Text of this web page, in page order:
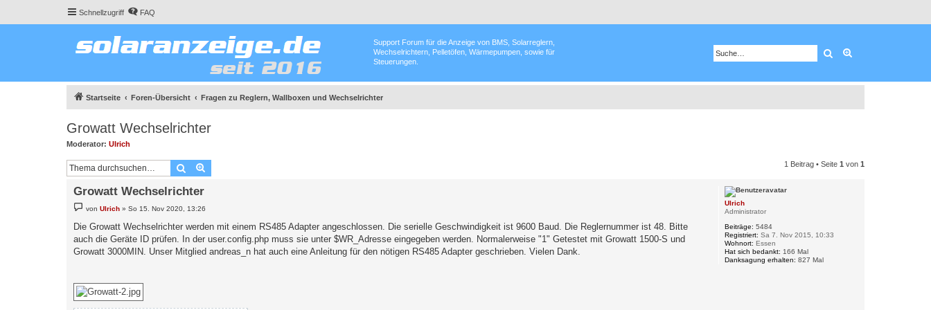
Schnellzugriff FAQ
Support Forum für die Anzeige von BMS, Solarreglern,
Wechselrichtern, Pelletöfen, Wärmepumpen, sowie für
Steuerungen.
Suche
Startseite Foren-Übersicht Fragen zu Reglern, Wallboxen und Wechselrichter
Growatt Wechselrichter
Moderator: Ulrich
Suche 1 Beitrag • Seite 1 von 1
Ulrich
Administrator
Beiträge: 5484
Registriert: Sa 7. Nov 2015, 10:33
Wohnort: Essen
Hat sich bedankt: 166 Mal
Danksagung erhalten: 827 Mal
Growatt Wechselrichter
e
t
r
g
vonUlrich »So 15. Nov 2020, 13:26
Die Growatt Wechselrichter werden mit einem RS485 Adapter angeschlossen. Die serielle Geschwindigkeit ist 9600 Baud. Die Reglernummer ist 48. Bitte
auch die Geräte ID prüfen. In der user.config.php muss sie unter $WR_Adresse eingegeben werden. Normalerweise "1" Getestet mit Growatt 1500-S und
Growatt 3000MIN. Unser Mitglied andreas_n hat auch eine Anleitung für den nötigen RS485 Adapter geschrieben. Vielen Dank.